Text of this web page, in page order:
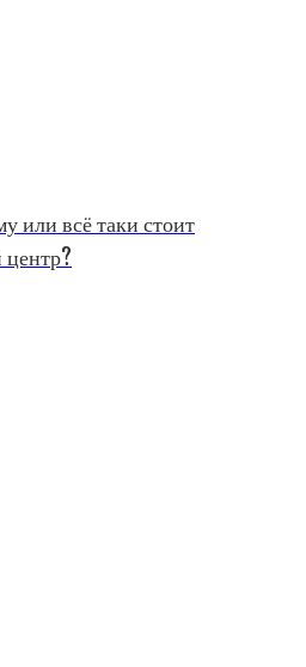
или всё таки стоит
центр?